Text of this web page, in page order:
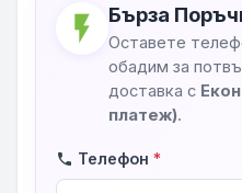
flash_on Бърза
Оставете
обадим за
доставка с
платеж).
phone Телефон *